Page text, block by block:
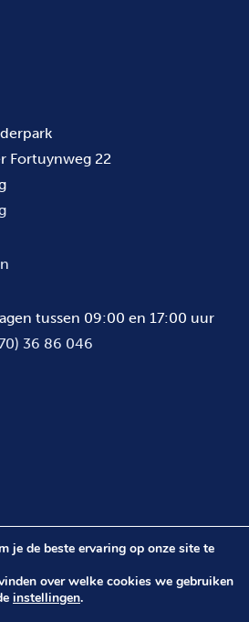
Fortuynweg 22
tussen 09:00 en 17:00 uur
36 86 046
WSDH
je de beste ervaring op onze site te
over welke cookies we gebruiken
instellingen.